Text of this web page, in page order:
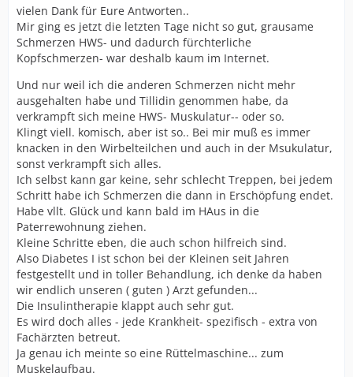
vielen Dank für Eure Antworten..
Mir ging es jetzt die letzten Tage nicht so gut, grausame
Schmerzen HWS- und dadurch fürchterliche
Kopfschmerzen- war deshalb kaum im Internet.
Und nur weil ich die anderen Schmerzen nicht mehr
ausgehalten habe und Tillidin genommen habe, da
verkrampft sich meine HWS- Muskulatur-- oder so.
Klingt viell. komisch, aber ist so.. Bei mir muß es immer
knacken in den Wirbelteilchen und auch in der Msukulatur,
sonst verkrampft sich alles.
Ich selbst kann gar keine, sehr schlecht Treppen, bei jedem
Schritt habe ich Schmerzen die dann in Erschöpfung endet.
Habe vllt. Glück und kann bald im HAus in die
Paterrewohnung ziehen.
Kleine Schritte eben, die auch schon hilfreich sind.
Also Diabetes I ist schon bei der Kleinen seit Jahren
festgestellt und in toller Behandlung, ich denke da haben
wir endlich unseren ( guten ) Arzt gefunden...
Die Insulintherapie klappt auch sehr gut.
Es wird doch alles - jede Krankheit- spezifisch - extra von
Fachärzten betreut.
Ja genau ich meinte so eine Rüttelmaschine... zum
Muskelaufbau.